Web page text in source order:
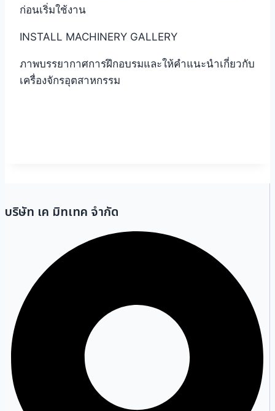
ก่อนเริ่มใช้งาน
INSTALL MACHINERY GALLERY
ภาพบรรยากาศการฝึกอบรมและให้คำแนะนำเกี่ยวกับ
เครื่องจักรอุตสาหกรรม
บริษัท เค มิทเทค จำกัด